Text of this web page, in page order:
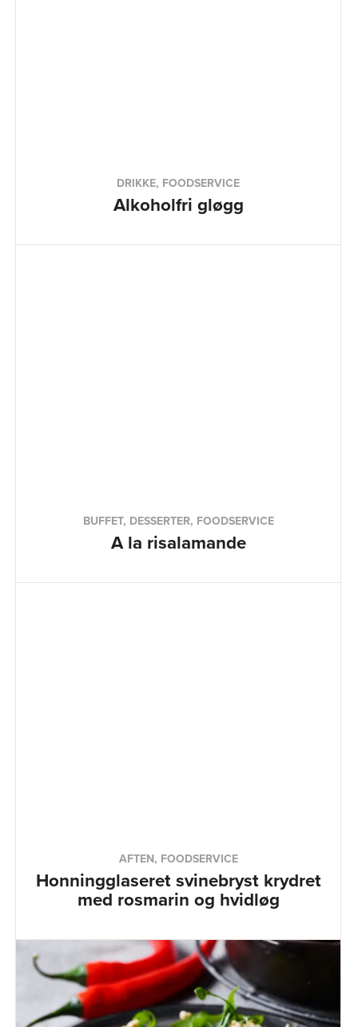
DRIKKE, FOODSERVICE
Alkoholfri gløgg
BUFFET, DESSERTER, FOODSERVICE
A la risalamande
AFTEN, FOODSERVICE
Honningglaseret svinebryst krydret
med rosmarin og hvidløg